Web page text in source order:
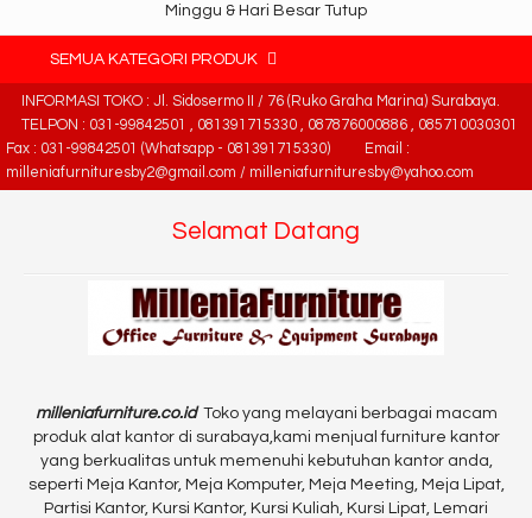
Minggu & Hari Besar Tutup
SEMUA KATEGORI PRODUK
INFORMASI TOKO : Jl. Sidosermo II / 76 (Ruko Graha Marina) Surabaya.
TELPON : 031-99842501 , 081391715330 , 087876000886 , 085710030301
Fax : 031-99842501 (Whatsapp - 081391715330)
Email :
milleniafurnituresby2@gmail.com / milleniafurnituresby@yahoo.com
Selamat Datang
milleniafurniture.co.id Toko yang melayani berbagai macam
produk alat kantor di surabaya,kami menjual furniture kantor
yang berkualitas untuk memenuhi kebutuhan kantor anda,
seperti Meja Kantor, Meja Komputer, Meja Meeting, Meja Lipat,
Partisi Kantor, Kursi Kantor, Kursi Kuliah, Kursi Lipat, Lemari